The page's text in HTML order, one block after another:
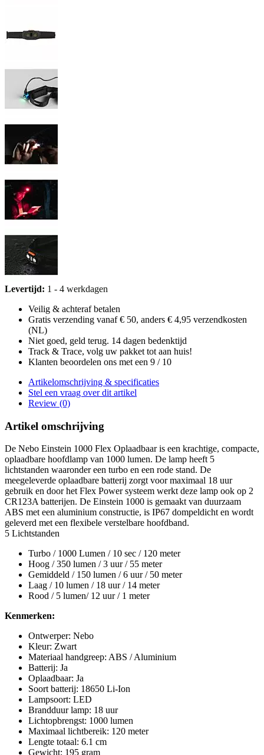
Levertijd: 1 - 4 werkdagen
Veilig & achteraf betalen
Gratis verzending vanaf € 50, anders € 4,95 verzendkosten
(NL)
Niet goed, geld terug. 14 dagen bedenktijd
Track & Trace, volg uw pakket tot aan huis!
Klanten beoordelen ons met een 9 / 10
Artikelomschrijving & specificaties
Stel een vraag over dit artikel
Review (0)
Artikel omschrijving
De Nebo Einstein 1000 Flex Oplaadbaar is een krachtige, compacte,
oplaadbare hoofdlamp van 1000 lumen. De lamp heeft 5
lichtstanden waaronder een turbo en een rode stand. De
meegeleverde oplaadbare batterij zorgt voor maximaal 18 uur
gebruik en door het Flex Power systeem werkt deze lamp ook op 2
CR123A batterijen. De Einstein 1000 is gemaakt van duurzaam
ABS met een aluminium constructie, is IP67 dompeldicht en wordt
geleverd met een flexibele verstelbare hoofdband.
5 Lichtstanden
Turbo / 1000 Lumen / 10 sec / 120 meter
Hoog / 350 lumen / 3 uur / 55 meter
Gemiddeld / 150 lumen / 6 uur / 50 meter
Laag / 10 lumen / 18 uur / 14 meter
Rood / 5 lumen/ 12 uur / 1 meter
Kenmerken:
Ontwerper: Nebo
Kleur: Zwart
Materiaal handgreep: ABS / Aluminium
Batterij: Ja
Oplaadbaar: Ja
Soort batterij: 18650 Li-Ion
Lampsoort: LED
Brandduur lamp: 18 uur
Lichtopbrengst: 1000 lumen
Maximaal lichtbereik: 120 meter
Lengte totaal: 6.1 cm
Gewicht: 195 gram